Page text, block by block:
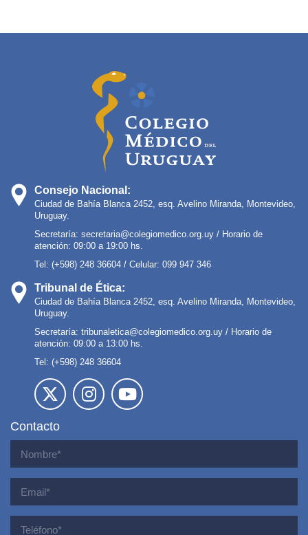
Consejo Nacional:
Ciudad de Bahía Blanca 2452, esq. Avelino Miranda, Montevideo,
Uruguay.
Secretaría: secretaria@colegiomedico.org.uy / Horario de
atención: 09:00 a 19:00 hs.
Tel: (+598) 248 36604 / Celular: 099 947 346
Tribunal de Ética:
Ciudad de Bahía Blanca 2452, esq. Avelino Miranda, Montevideo,
Uruguay.
Secretaría: tribunaletica@colegiomedico.org.uy / Horario de
atención: 09:00 a 13:00 hs.
Tel: (+598) 248 36604
Contacto